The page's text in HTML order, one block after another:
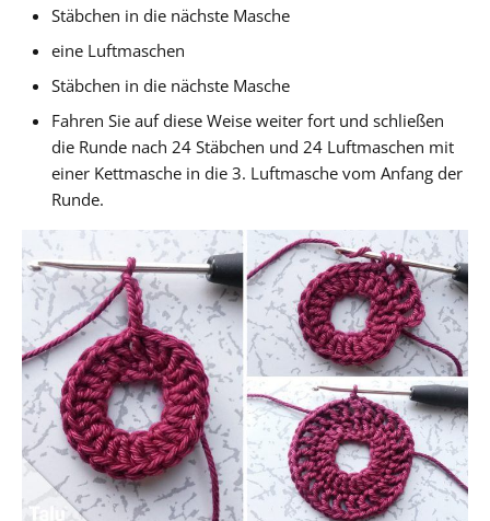
Stäbchen in die nächste Masche
eine Luftmaschen
Stäbchen in die nächste Masche
Fahren Sie auf diese Weise weiter fort und schließen
die Runde nach 24 Stäbchen und 24 Luftmaschen mit
einer Kettmasche in die 3. Luftmasche vom Anfang der
Runde.